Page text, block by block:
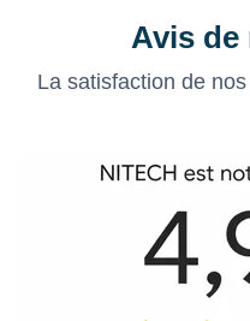
Avis de
La satisfaction de